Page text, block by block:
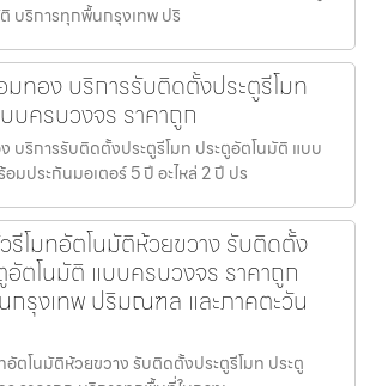
บริการทุกพื้นกรุงเทพ ปริ
ทอง บริการรับติดตั้งประตูรีโมท
บครบวงจร ราคาถูก
บริการรับติดตั้งประตูรีโมท ประตูอัตโนมัติ แบบ
มประกันมอเตอร์ 5 ปี อะไหล่ 2 ปี ปร
รีโมทอัตโนมัติห้วยขวาง รับติดตั้ง
อัตโนมัติ แบบครบวงจร ราคาถูก
กรุงเทพ ปริมณฑล และภาคตะวัน
ตโนมัติห้วยขวาง รับติดตั้งประตูรีโมท ประตู